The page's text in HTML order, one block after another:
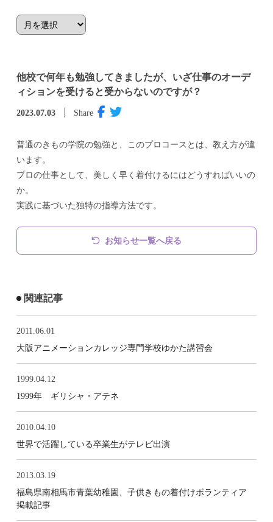
他校で何年も勉強してきましたが、いざ仕事のオーデ
ィションを受けると受からないのですが？
2023.07.03 Share
普通のきもの学院の勉強と、このプロコースとは、教え方が違
います。
プロの仕事として、美しく早く着付けるにはどうすればいいの
か。
実践に基づいた独特の指導方法です。
お知らせ一覧へ戻る
関連記事
2011.06.01
大阪アニメーションカレッジ専門学校ゆかた講習会
1999.04.12
1999年 ギリシャ・アテネ
2010.04.10
世界で活躍している卒業生がテレビ出演
2013.03.19
福島県南相馬市青葉幼稚園、子供きもの着付けボランティア
掲載記事